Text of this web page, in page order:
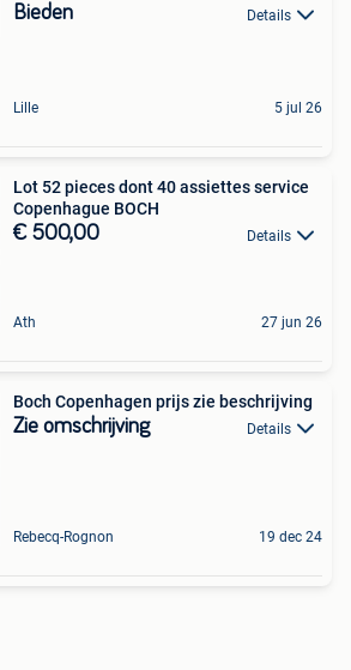
Bieden Details
Lille 5 jul 26
Lot 52 pieces dont 40 assiettes service
Copenhague BOCH
€ 500,00 Details
Ath 27 jun 26
Boch Copenhagen prijs zie beschrijving
Zie omschrijving Details
Rebecq-Rognon 19 dec 24